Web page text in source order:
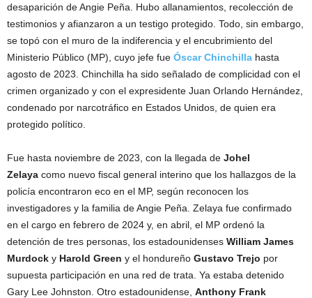
desaparición de Angie Peña. Hubo allanamientos, recolección de
testimonios y afianzaron a un testigo protegido. Todo, sin embargo,
se topó con el muro de la indiferencia y el encubrimiento del
Ministerio Público (MP), cuyo jefe fue Óscar Chinchilla hasta
agosto de 2023. Chinchilla ha sido señalado de complicidad con el
crimen organizado y con el expresidente Juan Orlando Hernández,
condenado por narcotráfico en Estados Unidos, de quien era
protegido político.
Fue hasta noviembre de 2023, con la llegada de Johel
Zelaya como nuevo fiscal general interino que los hallazgos de la
policía encontraron eco en el MP, según reconocen los
investigadores y la familia de Angie Peña. Zelaya fue confirmado
en el cargo en febrero de 2024 y, en abril, el MP ordenó la
detención de tres personas, los estadounidenses William James
Murdock y Harold Green y el hondureño Gustavo Trejo por
supuesta participación en una red de trata. Ya estaba detenido
Gary Lee Johnston. Otro estadounidense, Anthony Frank